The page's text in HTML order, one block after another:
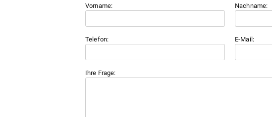
Vorname: Nachname:
Telefon: E-Mail:
Ihre Frage: